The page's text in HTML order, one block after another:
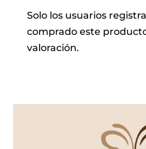
Solo los usuarios
comprado este
valoración.